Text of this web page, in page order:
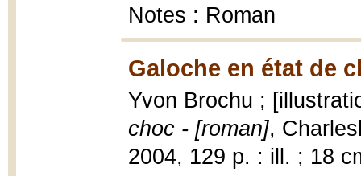
Notes : Roman
Galoche en état de
Yvon Brochu ;
choc - [roman],
2004, 129 p. : ill. ; 18